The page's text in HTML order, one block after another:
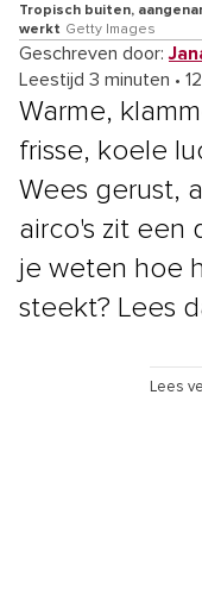
Tropisch buiten,
werkt Getty Images
Geschreven door:
Leestijd 3 minuten •
Warme,
frisse, koele
Wees gerust,
airco's zit een
je weten hoe
steekt? Lees
Lees